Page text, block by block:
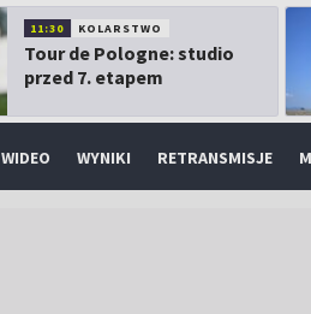
11:30 KOLARSTWO
Tour de Pologne: studio
przed 7. etapem
WIDEO WYNIKI RETRANSMISJE